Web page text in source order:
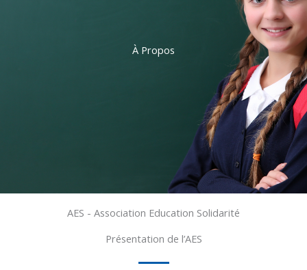
À Propos
AES - Association Education Solidarité
Présentation de l’AES